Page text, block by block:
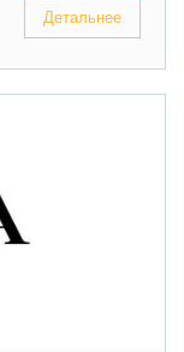
Детальнее